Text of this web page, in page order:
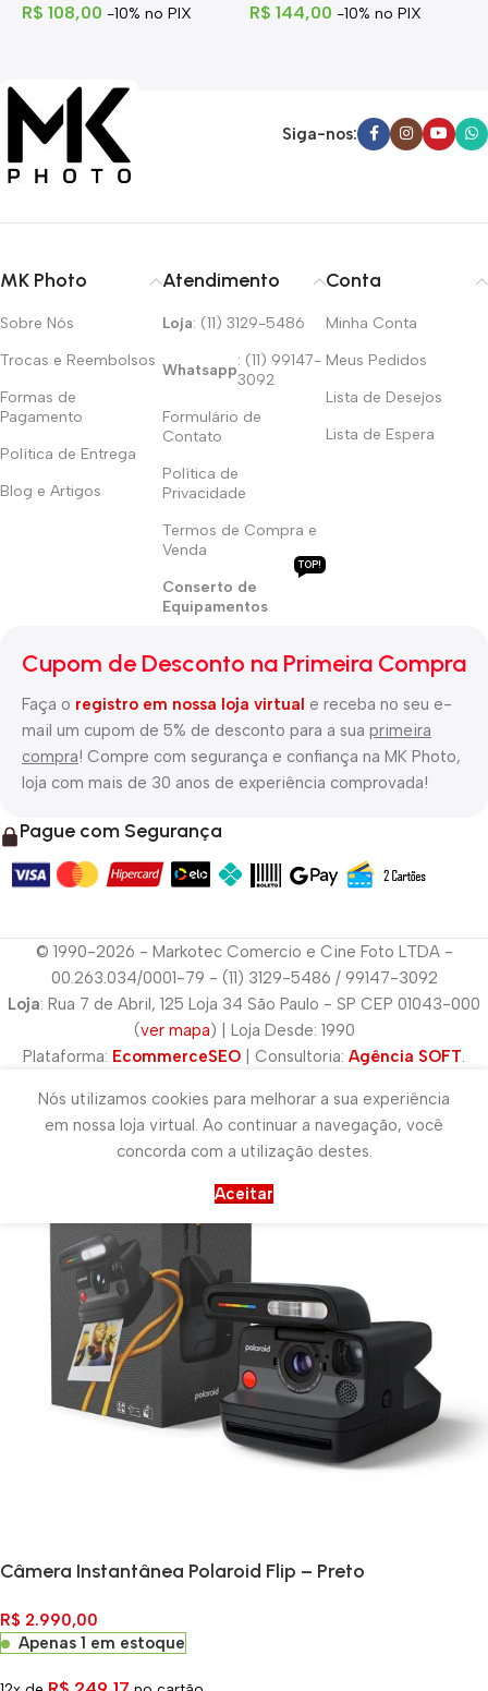
R$ 108,00 -10% no PIX R$ 144,00 -10% no PIX
Siga-nos:
MK Photo
Sobre Nós
Trocas e Reembolsos
Formas de
Pagamento
Política de Entrega
Blog e Artigos
Atendimento
Loja: (11) 3129-5486
Whatsapp
: (11) 99147-
3092
Formulário de
Contato
Política de
Privacidade
Termos de Compra e
Venda
Conserto de
Equipamentos
TOP!
Conta
Minha Conta
Meus Pedidos
Lista de Desejos
Lista de Espera
Cupom de Desconto na Primeira Compra
Faça o registro em nossa loja virtual e receba no seu e-
mail um cupom de 5% de desconto para a sua primeira
compra! Compre com segurança e confiança na MK Photo,
loja com mais de 30 anos de experiência comprovada!
Pague com Segurança
© 1990-2026 - Markotec Comercio e Cine Foto LTDA -
00.263.034/0001-79 - (11) 3129-5486 / 99147-3092
Loja: Rua 7 de Abril, 125 Loja 34 São Paulo - SP CEP 01043-000
(ver mapa) | Loja Desde: 1990
Plataforma: EcommerceSEO | Consultoria: Agência SOFT.
Nós utilizamos cookies para melhorar a sua experiência
em nossa loja virtual. Ao continuar a navegação, você
concorda com a utilização destes.
Aceitar
Câmera Instantânea Polaroid Flip – Preto
R$ 2.990,00
Apenas 1 em estoque